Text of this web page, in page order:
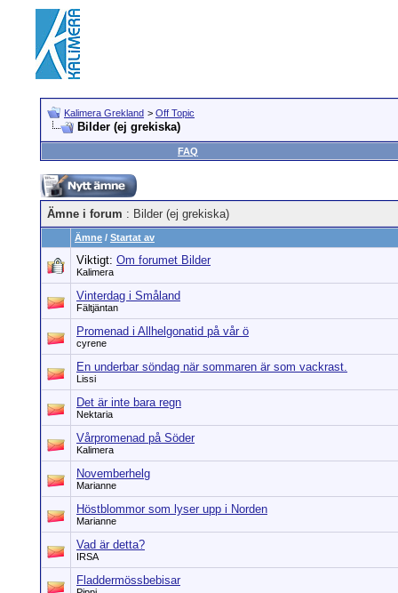
Kalimera Grekland > Off Topic
Bilder (ej grekiska)
FAQ
Ämne i forum : Bilder (ej grekiska)
Ämne / Startat av
Viktigt: Om forumet Bilder
Kalimera
Vinterdag i Småland
Fältjäntan
Promenad i Allhelgonatid på vår ö
cyrene
En underbar söndag när sommaren är som vackrast.
Lissi
Det är inte bara regn
Nektaria
Vårpromenad på Söder
Kalimera
Novemberhelg
Marianne
Höstblommor som lyser upp i Norden
Marianne
Vad är detta?
IRSA
Fladdermössbebisar